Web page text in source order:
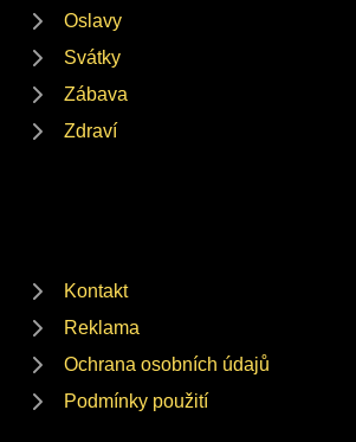
Oslavy
Svátky
Zábava
Zdraví
Kontakt
Reklama
Ochrana osobních údajů
Podmínky použití